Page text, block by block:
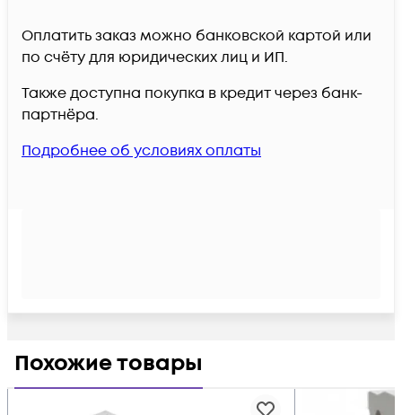
Оплатить заказ можно банковской картой или
по счёту для юридических лиц и ИП.
Также доступна покупка в кредит через банк-
партнёра.
Подробнее об условиях оплаты
Похожие товары